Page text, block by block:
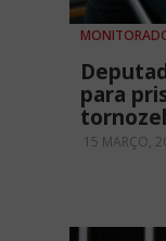
para
15 MARÇO,